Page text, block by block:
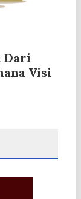
Dari
Visi